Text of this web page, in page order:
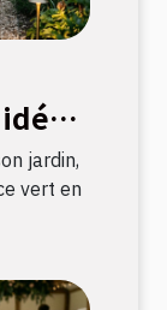
jardin,
vert en